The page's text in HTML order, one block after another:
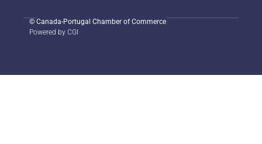
Powered by CGI
© Canada-Portugal Chamber of Commerce